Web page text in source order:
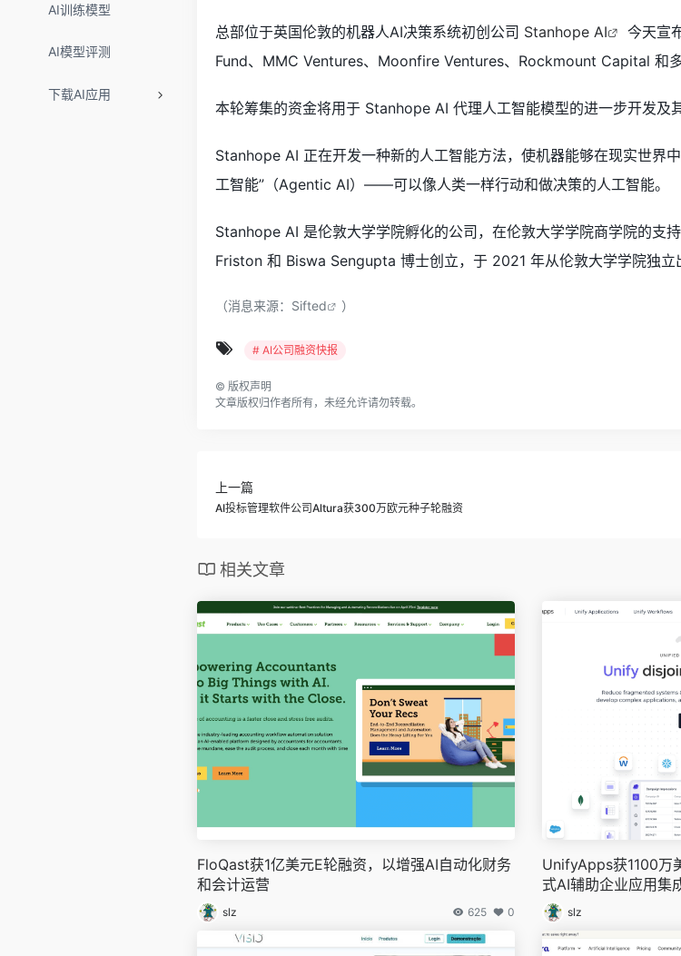
AI训练模型
AI模型评测
下载AI应用
总部位于英国伦敦的机器人AI决策系统初创公司 Stanhope AI
今天宣
Fund、MMC Ventures、Moonfire Ventures、Rockmount Capital 和多
本轮筹集的资金将用于 Stanhope AI 代理人工智能模型的进一步开发及
Stanhope AI 正在开发一种新的人工智能方法，使机器能够在现实世界
工智能”（Agentic AI）——可以像人类一样行动和做决策的人工智能。
Stanhope AI 是伦敦大学学院孵化的公司，在伦敦大学学院商学院的
Friston 和 Biswa Sengupta 博士创立，于 2021 年从伦敦大学学院独立
（消息来源： Sifted ）
# AI公司融资快报
© 版权声明
文章版权归作者所有，未经允许请勿转载。
上一篇
AI投标管理软件公司Altura获300万欧元种子轮融资
相关文章
FloQast获1亿美元E轮融资，以增强AI自动化财务
和会计运营
slz 625 0
UnifyApps获1100万
式AI辅助企业应用集
slz